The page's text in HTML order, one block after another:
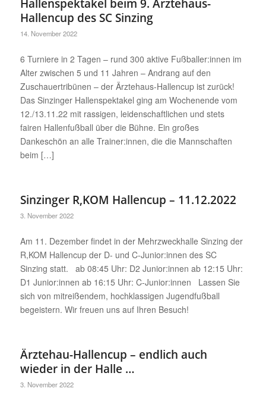
Hallenspektakel beim 9. Ärztehaus-
Hallencup des SC Sinzing
14. November 2022
6 Turniere in 2 Tagen – rund 300 aktive Fußballer:innen im
Alter zwischen 5 und 11 Jahren – Andrang auf den
Zuschauertribünen – der Ärztehaus-Hallencup ist zurück!
Das Sinzinger Hallenspektakel ging am Wochenende vom
12./13.11.22 mit rassigen, leidenschaftlichen und stets
fairen Hallenfußball über die Bühne. Ein großes
Dankeschön an alle Trainer:innen, die die Mannschaften
beim […]
Sinzinger R,KOM Hallencup – 11.12.2022
3. November 2022
Am 11. Dezember findet in der Mehrzweckhalle Sinzing der
R,KOM Hallencup der D- und C-Junior:innen des SC
Sinzing statt. ab 08:45 Uhr: D2 Junior:innen ab 12:15 Uhr:
D1 Junior:innen ab 16:15 Uhr: C-Junior:innen Lassen Sie
sich von mitreißendem, hochklassigen Jugendfußball
begeistern. Wir freuen uns auf Ihren Besuch!
Ärztehau-Hallencup – endlich auch
wieder in der Halle …
3. November 2022